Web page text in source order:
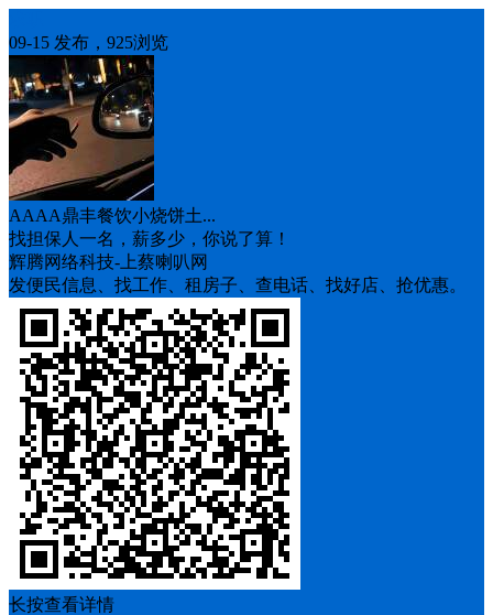
09-15 发布，925浏览
AAAA鼎丰餐饮小烧饼土...
找担保人一名，薪多少，你说了算！
辉腾网络科技-上蔡喇叭网
发便民信息、找工作、租房子、查电话、找好店、抢优惠。
长按查看详情